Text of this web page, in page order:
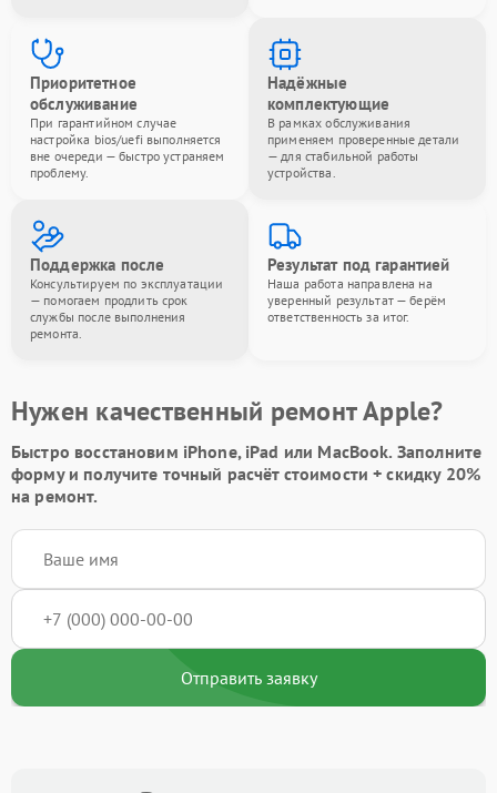
Приоритетное
обслуживание
При гарантийном случае
настройка bios/uefi выполняется
вне очереди — быстро устраняем
проблему.
Надёжные
комплектующие
В рамках обслуживания
применяем проверенные детали
— для стабильной работы
устройства.
Поддержка после
Консультируем по эксплуатации
— помогаем продлить срок
службы после выполнения
ремонта.
Результат под гарантией
Наша работа направлена на
уверенный результат — берём
ответственность за итог.
Нужен качественный ремонт Apple?
Быстро восстановим iPhone, iPad или MacBook. Заполните
формуи получите точный расчёт стоимости +скидку 20%
на ремонт.
Отправить заявку